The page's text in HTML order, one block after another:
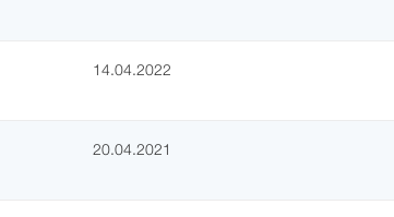
14.04.2022
20.04.2021